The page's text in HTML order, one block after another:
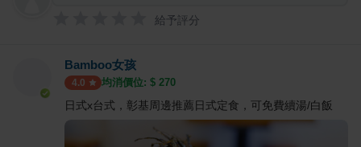
給予評分
Bamboo女孩
4.0 均消價位: $ 270
日式x台式，彰基周邊推薦日式定食，可免費續湯/白飯